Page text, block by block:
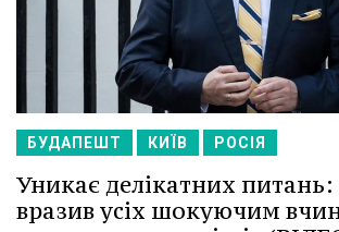
БУДАПЕШТ КИЇВ РОСІЯ
Уникає делікатних
вразив усіх шокуючим